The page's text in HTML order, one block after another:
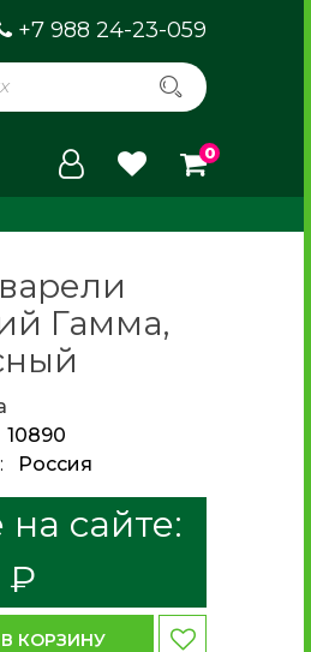
+7 988 24-23-059
0
Гамма,
10890
Россия
сайте:
₽
В КОРЗИНУ